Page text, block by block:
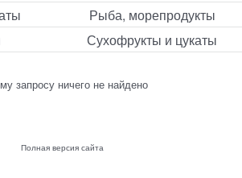
Рыба, морепродукты
Сухофрукты и цукаты
запросу ничего не найдено
Полная версия сайта